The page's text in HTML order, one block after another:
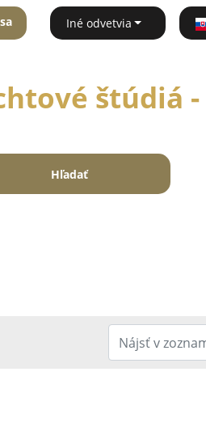
Iné odvetvia
štúdiá
Hľadať